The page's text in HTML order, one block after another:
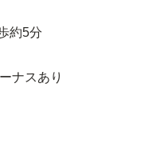
約5分
ナスあり